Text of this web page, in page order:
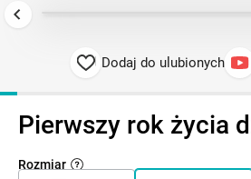
Dodaj do ulubionych
Pierwszy rok życia
Rozmiar